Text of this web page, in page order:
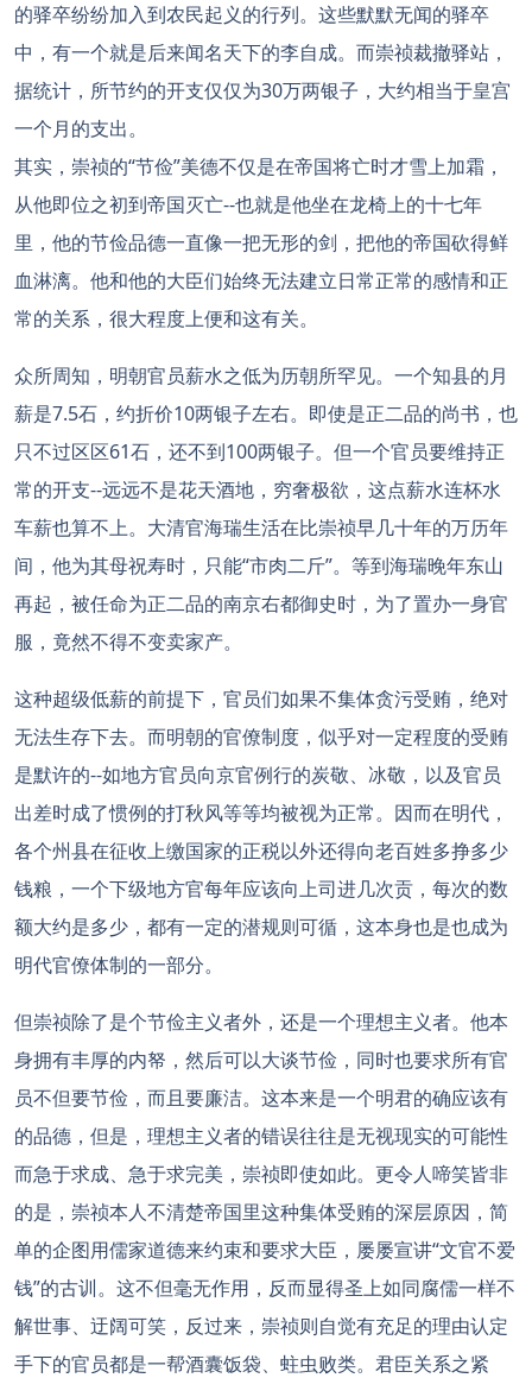
的驿卒纷纷加入到农民起义的行列。这些默默无闻的驿卒
中，有一个就是后来闻名天下的李自成。而崇祯裁撤驿站，
据统计，所节约的开支仅仅为30万两银子，大约相当于皇宫
一个月的支出。
其实，崇祯的“节俭”美德不仅是在帝国将亡时才雪上加霜，
从他即位之初到帝国灭亡--也就是他坐在龙椅上的十七年
里，他的节俭品德一直像一把无形的剑，把他的帝国砍得鲜
血淋漓。他和他的大臣们始终无法建立日常正常的感情和正
常的关系，很大程度上便和这有关。
众所周知，明朝官员薪水之低为历朝所罕见。一个知县的月
薪是7.5石，约折价10两银子左右。即使是正二品的尚书，也
只不过区区61石，还不到100两银子。但一个官员要维持正
常的开支--远远不是花天酒地，穷奢极欲，这点薪水连杯水
车薪也算不上。大清官海瑞生活在比崇祯早几十年的万历年
间，他为其母祝寿时，只能“市肉二斤”。等到海瑞晚年东山
再起，被任命为正二品的南京右都御史时，为了置办一身官
服，竟然不得不变卖家产。
这种超级低薪的前提下，官员们如果不集体贪污受贿，绝对
无法生存下去。而明朝的官僚制度，似乎对一定程度的受贿
是默许的--如地方官员向京官例行的炭敬、冰敬，以及官员
出差时成了惯例的打秋风等等均被视为正常。因而在明代，
各个州县在征收上缴国家的正税以外还得向老百姓多挣多少
钱粮，一个下级地方官每年应该向上司进几次贡，每次的数
额大约是多少，都有一定的潜规则可循，这本身也是也成为
明代官僚体制的一部分。
但崇祯除了是个节俭主义者外，还是一个理想主义者。他本
身拥有丰厚的内帑，然后可以大谈节俭，同时也要求所有官
员不但要节俭，而且要廉洁。这本来是一个明君的确应该有
的品德，但是，理想主义者的错误往往是无视现实的可能性
而急于求成、急于求完美，崇祯即使如此。更令人啼笑皆非
的是，崇祯本人不清楚帝国里这种集体受贿的深层原因，简
单的企图用儒家道德来约束和要求大臣，屡屡宣讲“文官不爱
钱”的古训。这不但毫无作用，反而显得圣上如同腐儒一样不
解世事、迂阔可笑，反过来，崇祯则自觉有充足的理由认定
手下的官员都是一帮酒囊饭袋、蛀虫败类。君臣关系之紧